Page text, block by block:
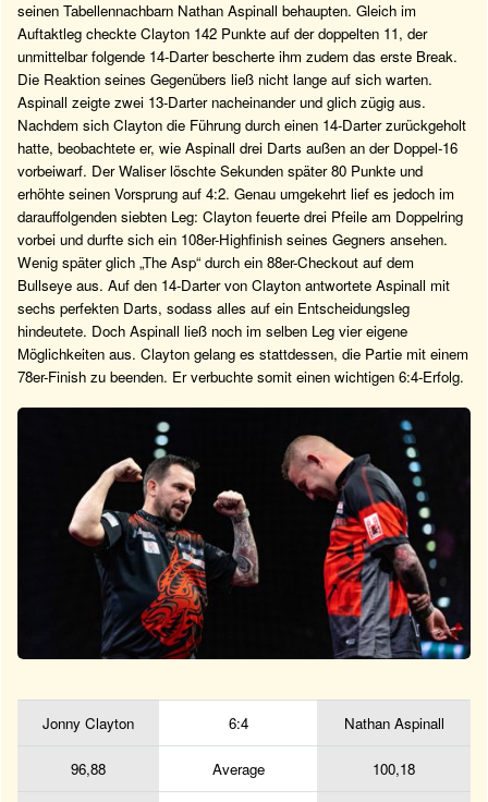
seinen Tabellennachbarn Nathan Aspinall behaupten. Gleich im
Auftaktleg checkte Clayton 142 Punkte auf der doppelten 11, der
unmittelbar folgende 14-Darter bescherte ihm zudem das erste Break.
Die Reaktion seines Gegenübers ließ nicht lange auf sich warten.
Aspinall zeigte zwei 13-Darter nacheinander und glich zügig aus.
Nachdem sich Clayton die Führung durch einen 14-Darter zurückgeholt
hatte, beobachtete er, wie Aspinall drei Darts außen an der Doppel-16
vorbeiwarf. Der Waliser löschte Sekunden später 80 Punkte und
erhöhte seinen Vorsprung auf 4:2. Genau umgekehrt lief es jedoch im
darauffolgenden siebten Leg: Clayton feuerte drei Pfeile am Doppelring
vorbei und durfte sich ein 108er-Highfinish seines Gegners ansehen.
Wenig später glich „The Asp“ durch ein 88er-Checkout auf dem
Bullseye aus. Auf den 14-Darter von Clayton antwortete Aspinall mit
sechs perfekten Darts, sodass alles auf ein Entscheidungsleg
hindeutete. Doch Aspinall ließ noch im selben Leg vier eigene
Möglichkeiten aus. Clayton gelang es stattdessen, die Partie mit einem
78er-Finish zu beenden. Er verbuchte somit einen wichtigen 6:4-Erfolg.
Jonny Clayton 6:4 Nathan Aspinall
96,88 Average 100,18